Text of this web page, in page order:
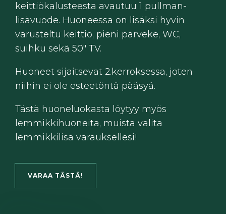
keittiökalusteesta avautuu 1 pullman-
lisävuode. Huoneessa on lisäksi hyvin
varusteltu keittiö, pieni parveke, WC,
suihku sekä 50" TV.
Huoneet sijaitsevat 2.kerroksessa, joten
niihin ei ole esteetöntä pääsyä.
Tästä huoneluokasta löytyy myös
lemmikkihuoneita, muista valita
lemmikkilisä varauksellesi!
VARAA TÄSTÄ!